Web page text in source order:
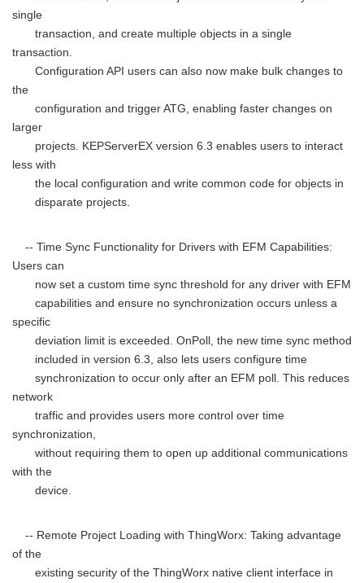
single
transaction, and create multiple objects in a single
transaction.
Configuration API users can also now make bulk changes to
the
configuration and trigger ATG, enabling faster changes on
larger
projects. KEPServerEX version 6.3 enables users to interact
less with
the local configuration and write common code for objects in
disparate projects.
-- Time Sync Functionality for Drivers with EFM Capabilities:
Users can
now set a custom time sync threshold for any driver with EFM
capabilities and ensure no synchronization occurs unless a
specific
deviation limit is exceeded. OnPoll, the new time sync method
included in version 6.3, also lets users configure time
synchronization to occur only after an EFM poll. This reduces
network
traffic and provides users more control over time
synchronization,
without requiring them to open up additional communications
with the
device.
-- Remote Project Loading with ThingWorx: Taking advantage
of the
existing security of the ThingWorx native client interface in